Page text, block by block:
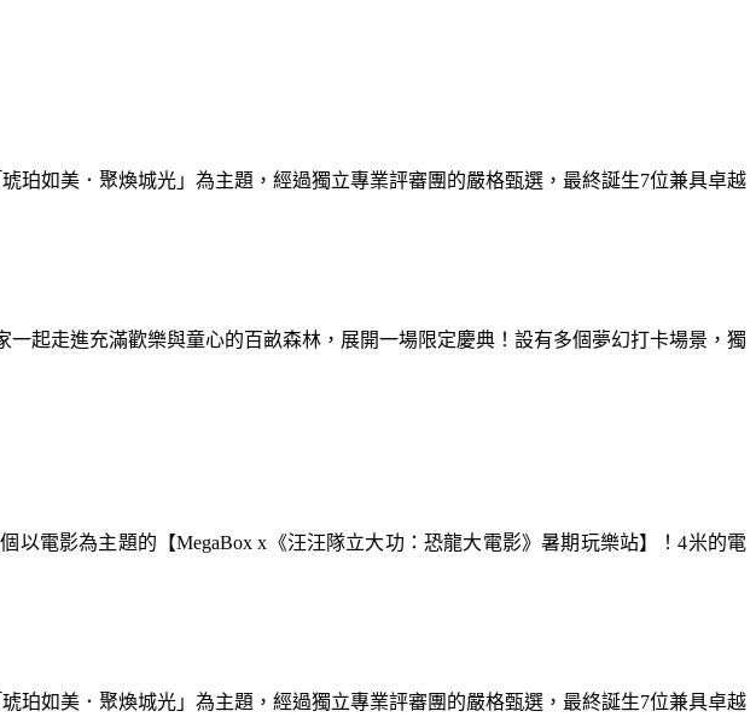
珀如美．聚煥城光」為主題，經過獨立專業評審團的嚴格甄選，最終誕生7位兼具卓越
以電影為主題的【MegaBox x《汪汪隊立大功：恐龍大電影》暑期玩樂站】！4米的電
起走進充滿歡樂與童心的百畝森林，展開一場限定慶典！設有多個夢幻打卡場景，獨
珀如美．聚煥城光」為主題，經過獨立專業評審團的嚴格甄選，最終誕生7位兼具卓越